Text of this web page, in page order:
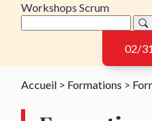
Workshops Scrum
02/
Accueil > Formations >